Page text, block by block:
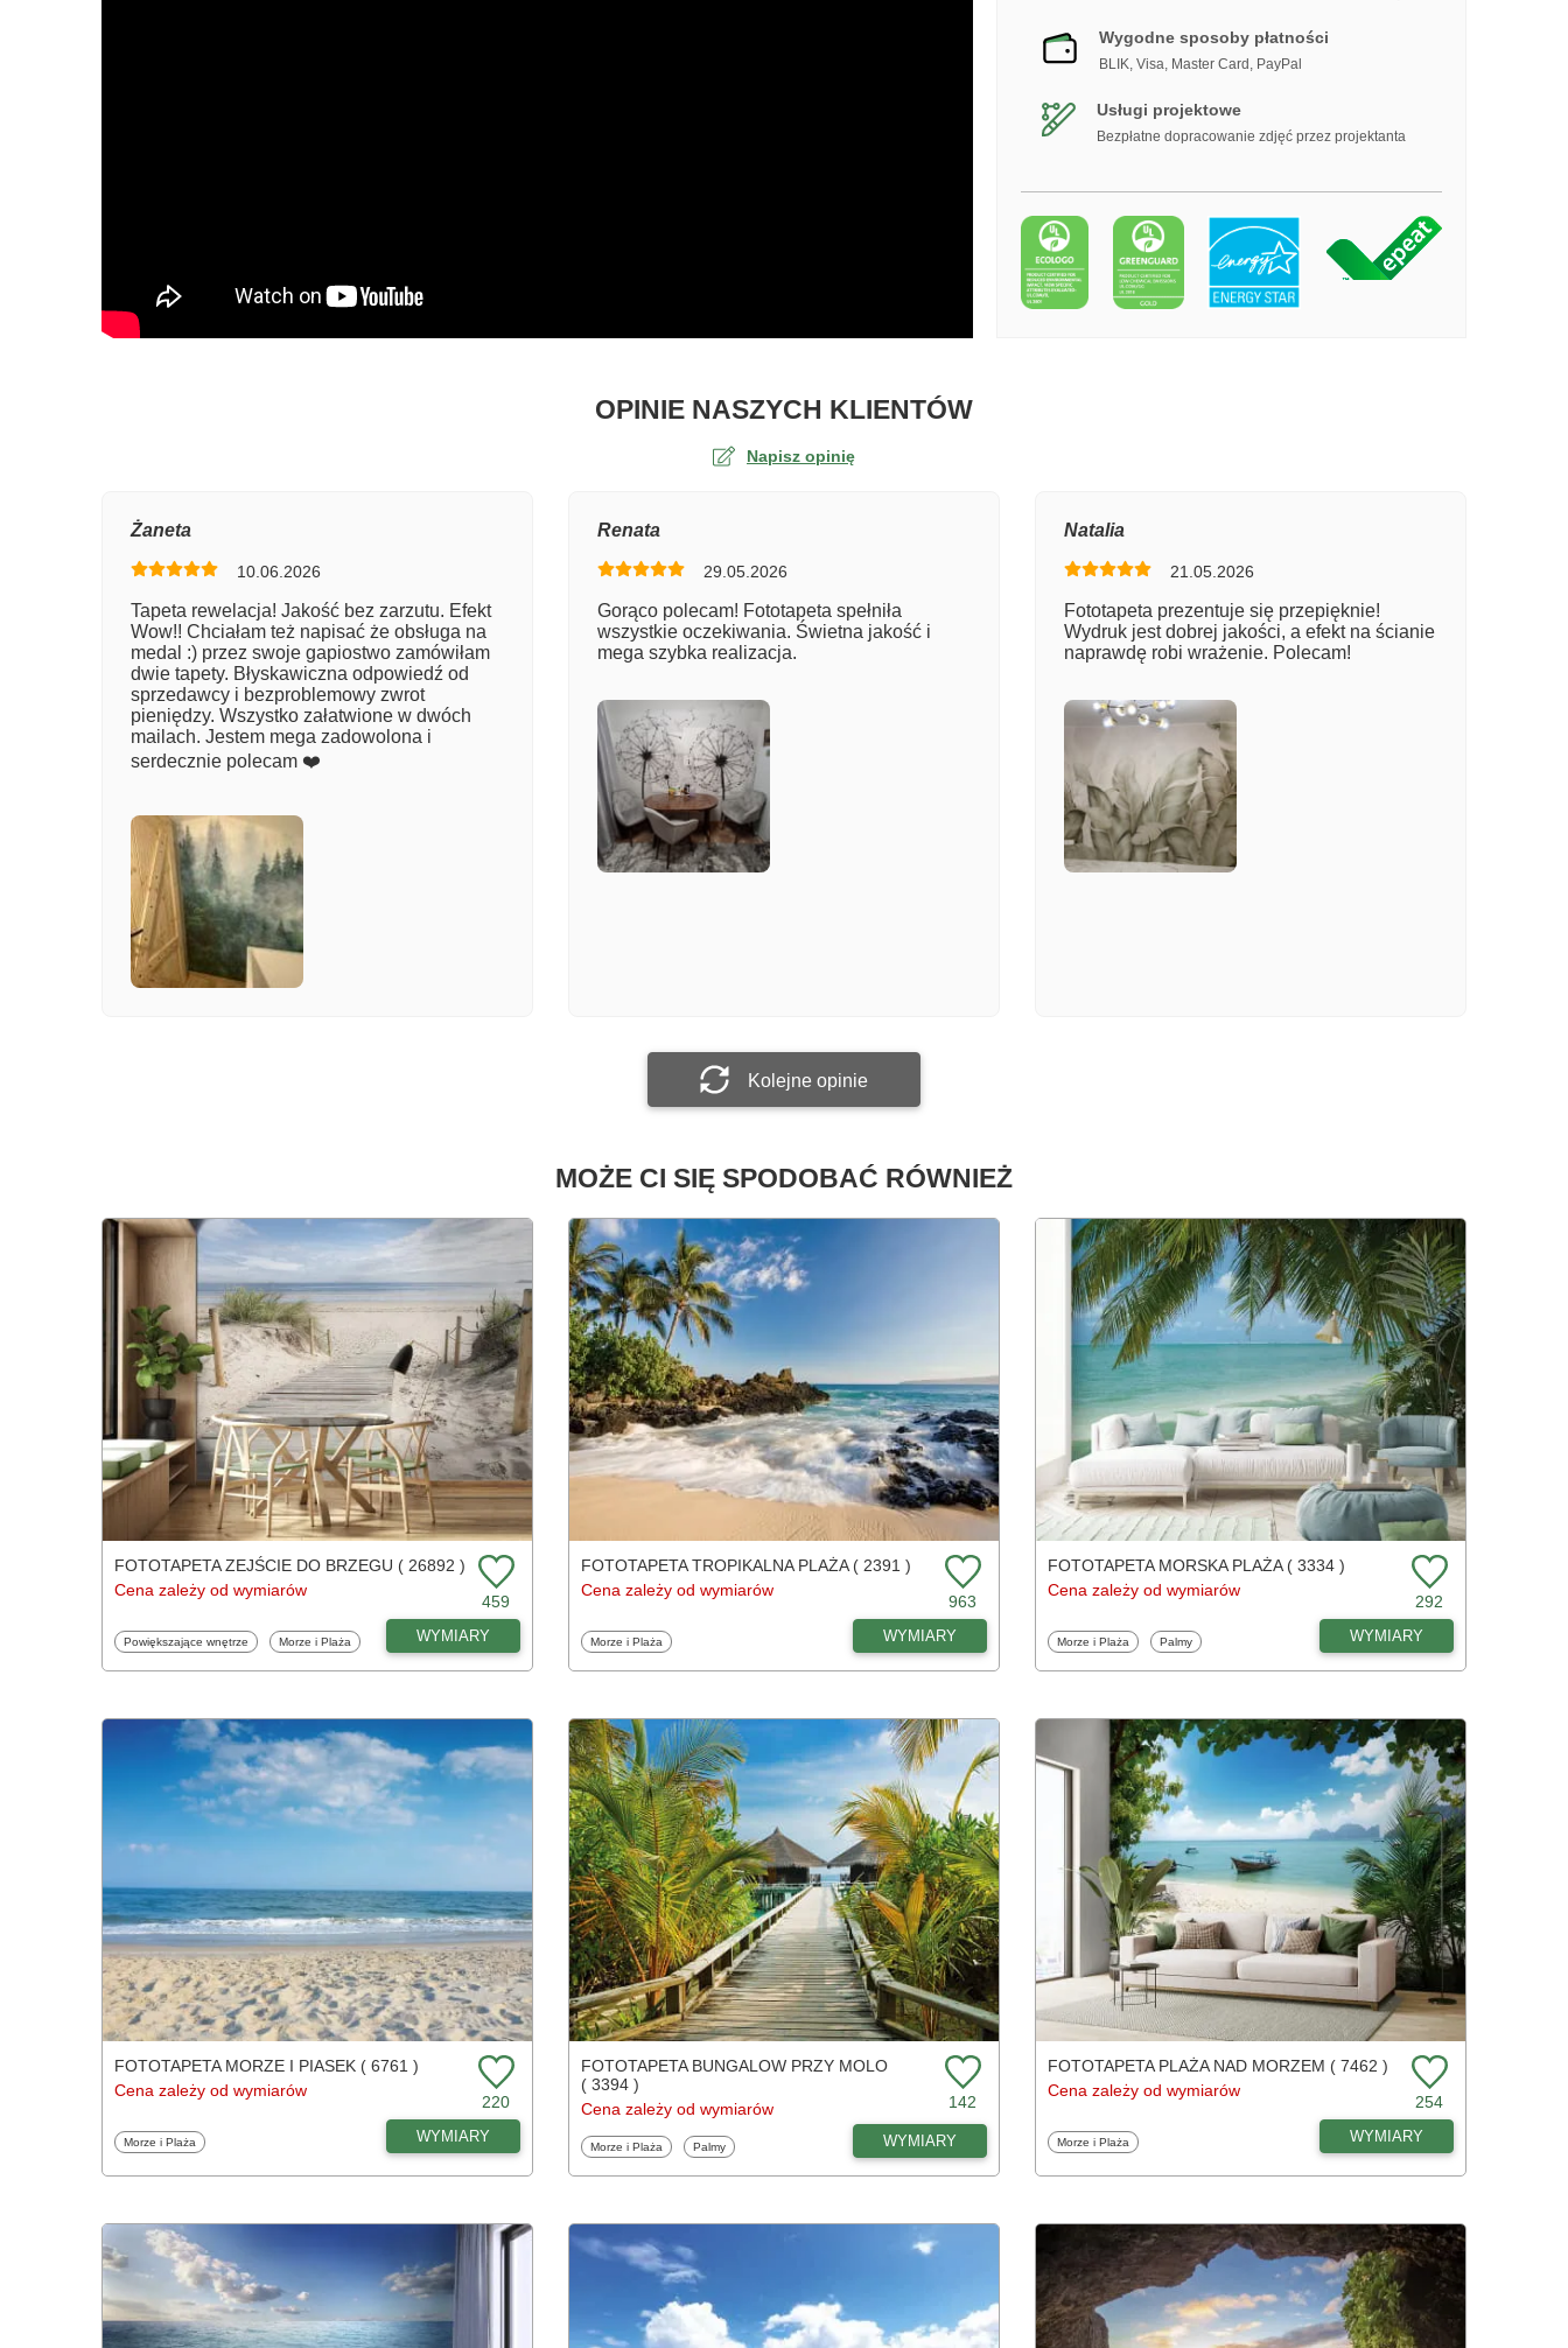
Wygodne sposoby płatności
BLIK, Visa, Master Card, PayPal
Usługi projektowe
Bezpłatne dopracowanie zdjęć przez projektanta
OPINIE NASZYCH KLIENTÓWO TAPECIE ZIELONA TROPIKALNA WYSPA
Napisz opinię
Numer zamówienia
Załącz zdjęcie
Żaneta
10.06.2026
Tapeta rewelacja! Jakość bez zarzutu. Efekt
Wow!! Chciałam też napisać że obsługa na
medal :) przez swoje gapiostwo zamówiłam
dwie tapety. Błyskawiczna odpowiedź od
sprzedawcy i bezproblemowy zwrot
pieniędzy. Wszystko załatwione w dwóch
mailach. Jestem mega zadowolona i
serdecznie polecam ❤️
Renata
29.05.2026
Gorąco polecam! Fototapeta spełniła
wszystkie oczekiwania. Świetna jakość i
mega szybka realizacja.
Natalia
21.05.2026
Fototapeta prezentuje się przepięknie!
Wydruk jest dobrej jakości, a efekt na ścianie
naprawdę robi wrażenie. Polecam!
Kolejne opinie
MOŻE CI SIĘ SPODOBAĆ RÓWNIEŻ
FOTOTAPETA ZEJŚCIE DO BRZEGU ( 26892 )
Cena zależy od wymiarów
459
Fototapety
Powiększające wnętrze Fototapety
Morze i Plaża WYMIARY
FOTOTAPETA TROPIKALNA PLAŻA ( 2391 )
Cena zależy od wymiarów
963
Fototapety
Morze i Plaża WYMIARY
FOTOTAPETA MORSKA PLAŻA ( 3334 )
Cena zależy od wymiarów
292
Fototapety
Morze i Plaża Fototapety
Palmy WYMIARY
FOTOTAPETA MORZE I PIASEK ( 6761 )
Cena zależy od wymiarów
220
Fototapety
Morze i Plaża WYMIARY
FOTOTAPETA BUNGALOW PRZY MOLO
( 3394 )
Cena zależy od wymiarów
142
Fototapety
Morze i Plaża Fototapety
Palmy WYMIARY
FOTOTAPETA PLAŻA NAD MORZEM ( 7462 )
Cena zależy od wymiarów
254
Fototapety
Morze i Plaża WYMIARY